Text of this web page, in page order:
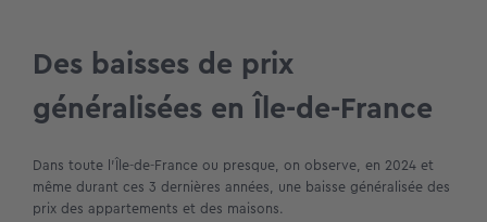
Des baisses de prix
généralisées en Île-de-France
Dans toute l’Île-de-France ou presque, on observe, en 2024 et
même durant ces 3 dernières années, une baisse généralisée des
prix des appartements et des maisons.